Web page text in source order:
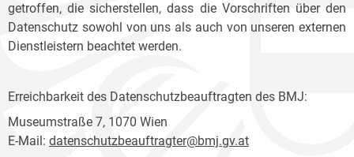
getroffen, die sicherstellen, dass die Vorschriften über den
Datenschutz sowohl von uns als auch von unseren externen
Dienstleistern beachtet werden.
Erreichbarkeit des Datenschutzbeauftragten des BMJ:
Museumstraße 7, 1070 Wien
E-Mail: datenschutzbeauftragter@bmj.gv.at